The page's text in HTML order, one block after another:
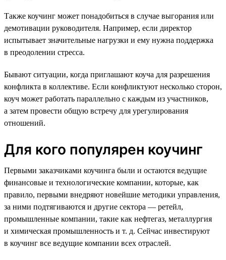
Также коучинг может понадобиться в случае выгорания или
демотивации руководителя. Например, если директор
испытывает значительные нагрузки и ему нужна поддержка
в преодолении стресса.
Бывают ситуации, когда приглашают коуча для разрешения
конфликта в коллективе. Если конфликтуют несколько сторон,
коуч может работать параллельно с каждым из участников,
а затем провести общую встречу для урегулирования
отношений.
Для кого популярен коучинг
Первыми заказчиками коучинга были и остаются ведущие
финансовые и технологические компании, которые, как
правило, первыми внедряют новейшие методики управления,
за ними подтягиваются и другие сектора — ретейл,
промышленные компании, такие как нефтегаз, металлургия
и химическая промышленность и т. д. Сейчас инвестируют
в коучинг все ведущие компании всех отраслей.